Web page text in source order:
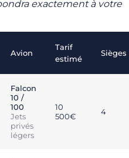
exactement à votre
Avion
Tarif
estimé
Sièges
Falcon
10 /
100
Jets
privés
légers
10
500€
4